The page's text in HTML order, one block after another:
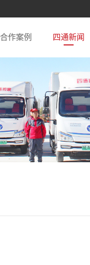
合作案例 四通新闻